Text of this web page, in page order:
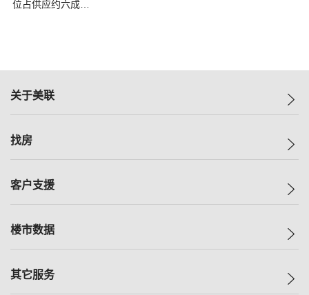
位占供应约六成…
关于美联
美联集团
人才招募
找房
一手新房
减价
美联豪宅
客户支援
自助放盘
查询热线
楼市数据
指数
其它服务